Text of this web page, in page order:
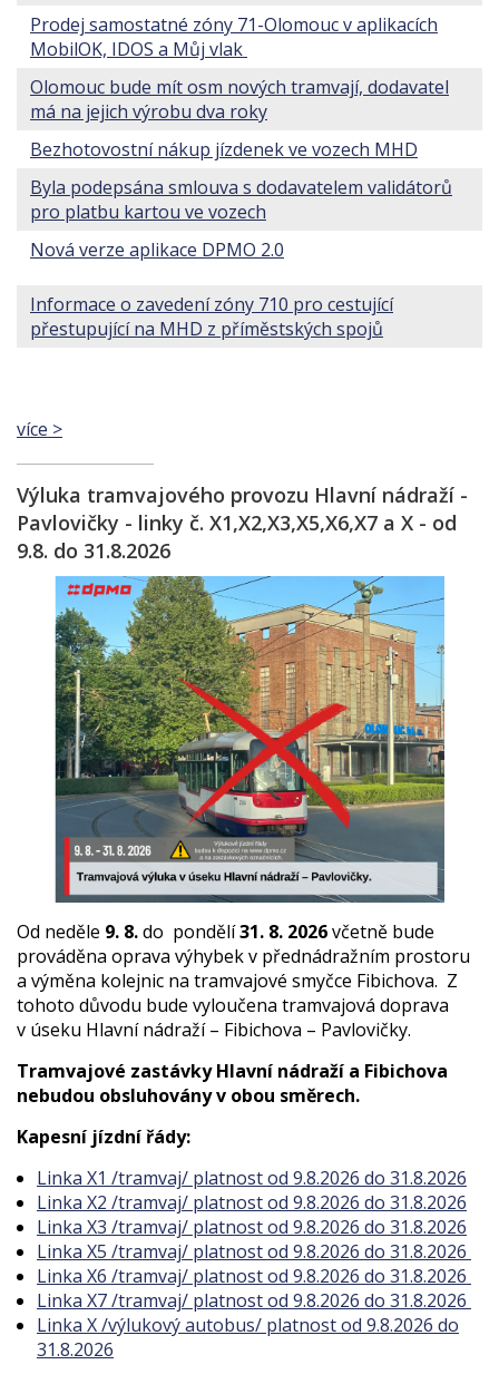
Prodej samostatné zóny 71-Olomouc v aplikacích
MobilOK, IDOS a Můj vlak
Olomouc bude mít osm nových tramvají, dodavatel
má na jejich výrobu dva roky
Bezhotovostní nákup jízdenek ve vozech MHD
Byla podepsána smlouva s dodavatelem validátorů
pro platbu kartou ve vozech
Nová verze aplikace DPMO 2.0
Informace o zavedení zóny 710 pro cestující
přestupující na MHD z příměstských spojů
více >
Výluka tramvajového provozu Hlavní nádraží -
Pavlovičky - linky č. X1,X2,X3,X5,X6,X7 a X - od
9.8. do 31.8.2026
Od neděle 9. 8.do pondělí31. 8. 2026včetně bude
prováděna oprava výhybek v přednádražním prostoru
a výměna kolejnic na tramvajové smyčce Fibichova. Z
tohoto důvodu bude vyloučena tramvajová doprava
v úseku Hlavní nádraží – Fibichova – Pavlovičky.
Tramvajové zastávky Hlavní nádraží a Fibichova
nebudou obsluhovány v obou směrech.
Kapesní jízdní řády:
Linka X1 /tramvaj/ platnost od 9.8.2026 do 31.8.2026
Linka X2 /tramvaj/ platnost od 9.8.2026 do 31.8.2026
Linka X3 /tramvaj/ platnost od 9.8.2026 do 31.8.2026
Linka X5 /tramvaj/ platnost od 9.8.2026 do 31.8.2026
Linka X6 /tramvaj/ platnost od 9.8.2026 do 31.8.2026
Linka X7 /tramvaj/ platnost od 9.8.2026 do 31.8.2026
Linka X /výlukový autobus/ platnost od 9.8.2026 do
31.8.2026